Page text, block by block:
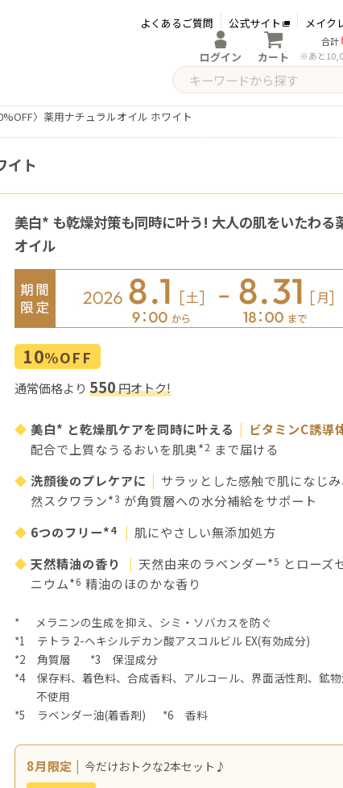
ログイン
ログイン
新規会員登録
カート
合計
※あと
よくあるご質問 公式サイト メイク
〉薬用ナチュラルオイル ホワイト
イト
美白* も乾燥対策も同時に叶う! 大人の肌をいたわる
オイル
10%OFF
通常価格より 550円オトク!
美白* と乾燥肌ケアを同時に叶える | ビタミンC誘導
配合で上質なうるおいを肌奥*2 まで届ける
洗顔後のプレケアに | サラッとした感触で肌になじ
然スクワラン*3 が角質層への水分補給をサポート
6つのフリー*4 | 肌にやさしい無添加処方
天然精油の香り
| 天然由来のラベンダー*5 とローズ
ニウム*6 精油のほのかな香り
* メラニンの生成を抑え、シミ・ソバカスを防ぐ
*1 テトラ 2-ヘキシルデカン酸アスコルビル EX(有効成分)
*2 角質層 *3 保湿成分
*4 保存料、着色料、合成香料、アルコール、界面活性剤、鉱
不使用
*5 ラベンダー油(着香剤) *6 香料
8月限定 | 今だけおトクな2本セット♪